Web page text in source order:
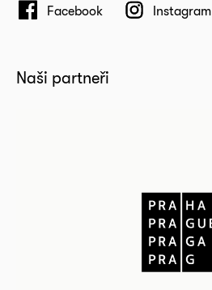
Facebook Instagram
Naši partneři